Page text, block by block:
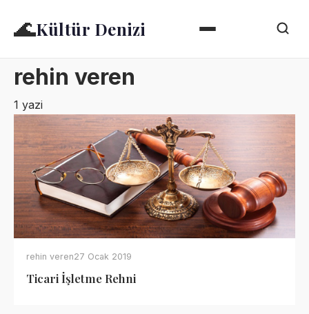
🌊Kültür Denizi
rehin veren
1 yazi
rehin veren27 Ocak 2019
Ticari İşletme Rehni